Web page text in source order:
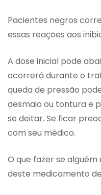
Pacientes negros
essas reações aos
A dose inicial pode
ocorrerá durante o
queda de pressão
desmaio ou tontura e
se deitar. Se ficar
com seu médico.
O que fazer se
deste medicamento